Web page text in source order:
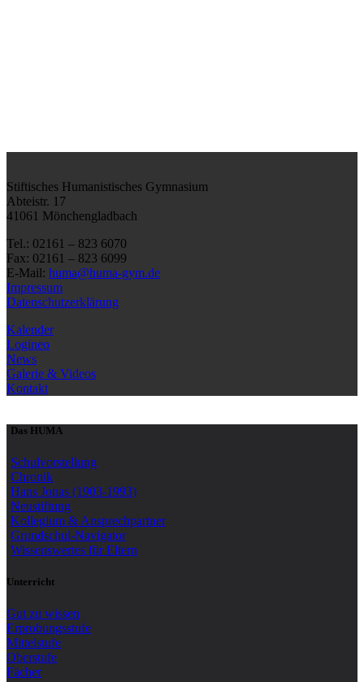
Stiftisches Humanistisches Gymnasium
Abteistr. 17
41061 Mönchengladbach
Tel.: 02161 – 823 6070
Fax: 02161 – 823 6099
E-Mail: huma@huma-gym.de
Impressum
Datenschutzerklärung
Kalender
Logineo
News
Galerie & Videos
Kontakt
Das HUMA
Schulvorstellung
Chronik
Hans Jonas (1903-1993)
Neustiftung
Kollegium & Ansprechpartner
Grundschul-Navigator
Wissenswertes für Eltern
Unterricht
Gut zu wissen
Erprobungsstufe
Mittelstufe
Oberstufe
Fächer